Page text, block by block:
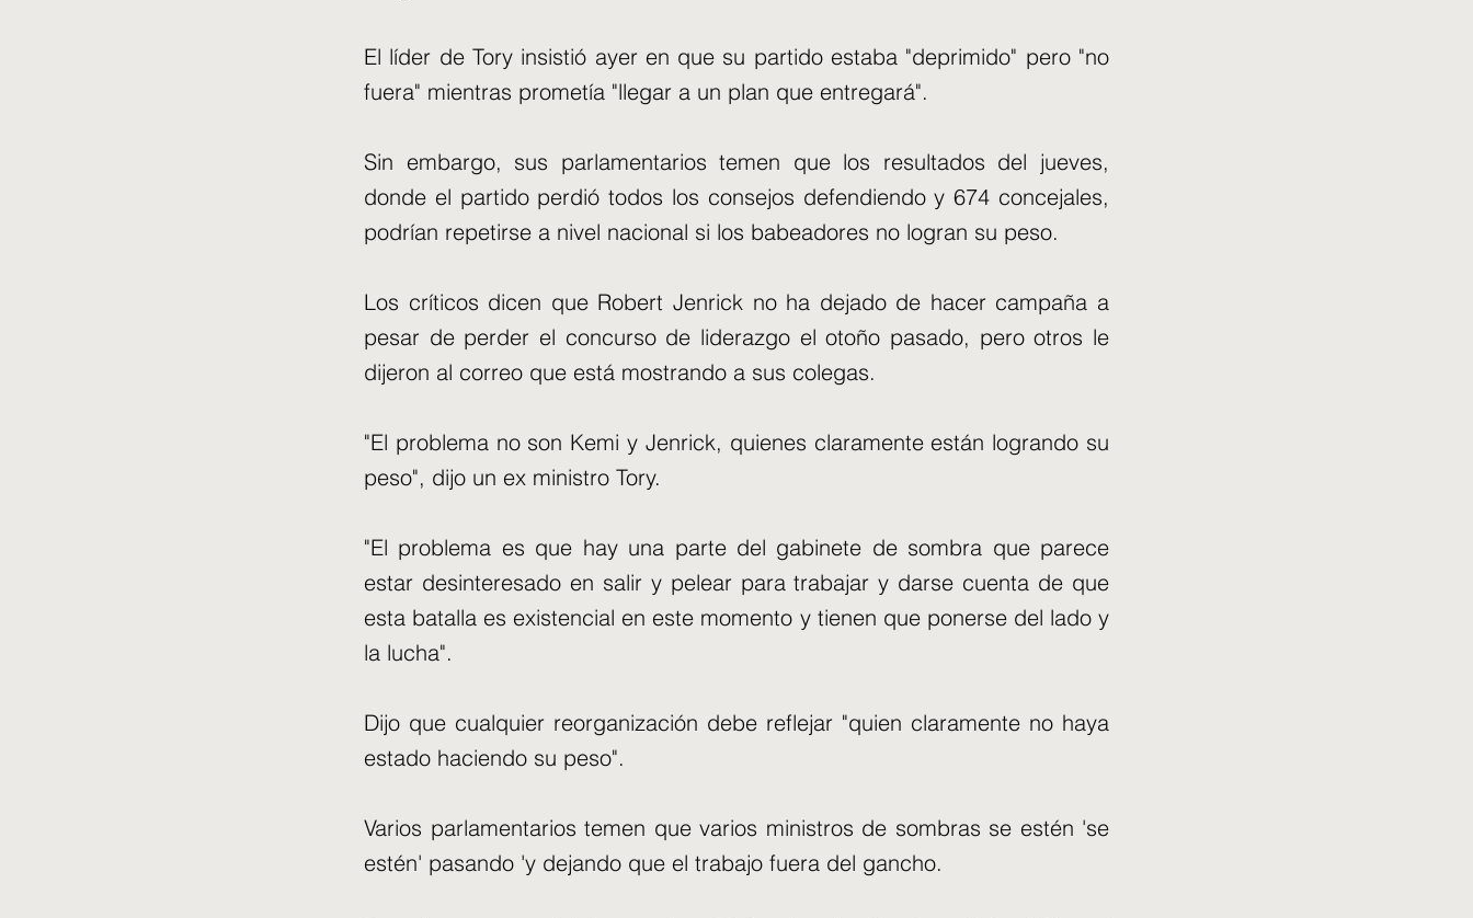
El líder de Tory insistió ayer en que su partido estaba "deprimido" pero "no
fuera" mientras prometía "llegar a un plan que entregará".
Sin embargo, sus parlamentarios temen que los resultados del jueves,
donde el partido perdió todos los consejos defendiendo y 674 concejales,
podrían repetirse a nivel nacional si los babeadores no logran su peso.
Los críticos dicen que Robert Jenrick no ha dejado de hacer campaña a
pesar de perder el concurso de liderazgo el otoño pasado, pero otros le
dijeron al correo que está mostrando a sus colegas.
"El problema no son Kemi y Jenrick, quienes claramente están logrando su
peso", dijo un ex ministro Tory.
"El problema es que hay una parte del gabinete de sombra que parece
estar desinteresado en salir y pelear para trabajar y darse cuenta de que
esta batalla es existencial en este momento y tienen que ponerse del lado y
la lucha".
Dijo que cualquier reorganización debe reflejar "quien claramente no haya
estado haciendo su peso".
Varios parlamentarios temen que varios ministros de sombras se estén 'se
estén' pasando 'y dejando que el trabajo fuera del gancho.